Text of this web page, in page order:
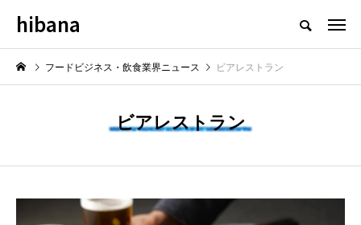
フードビジネス・飲食業界のニュースメディア
NEW POST
飲食マーケティング
hibana
フードビジネス・飲食業界ニュース ビアレストラン
ビアレストラン